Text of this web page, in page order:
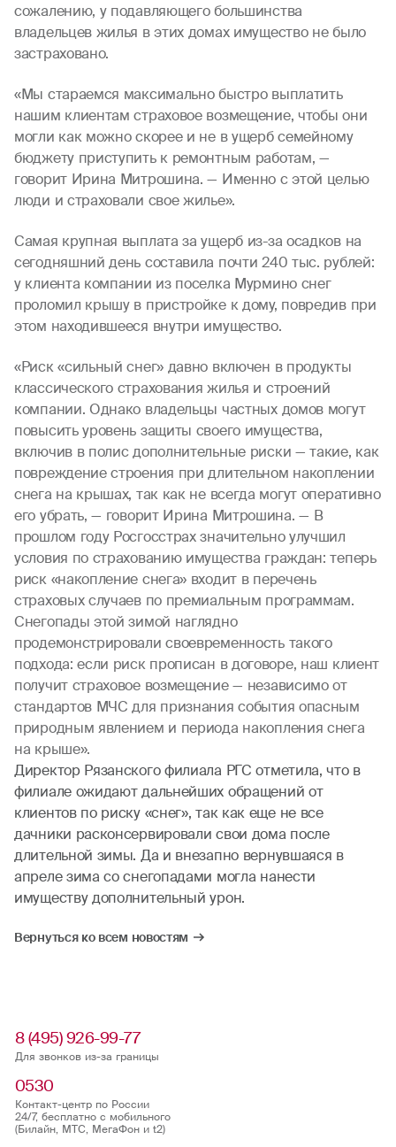
сожалению, у подавляющего большинства
владельцев жилья в этих домах имущество не было
застраховано.
«Мы стараемся максимально быстро выплатить
нашим клиентам страховое возмещение, чтобы они
могли как можно скорее и не в ущерб семейному
бюджету приступить к ремонтным работам, —
говорит Ирина Митрошина. — Именно с этой целью
люди и страховали свое жилье».
Самая крупная выплата за ущерб из-за осадков на
сегодняшний день составила почти 240 тыс. рублей:
у клиента компании из поселка Мурмино снег
проломил крышу в пристройке к дому, повредив при
этом находившееся внутри имущество.
«Риск «сильный снег» давно включен в продукты
классического страхования жилья и строений
компании. Однако владельцы частных домов могут
повысить уровень защиты своего имущества,
включив в полис дополнительные риски — такие, как
повреждение строения при длительном накоплении
снега на крышах, так как не всегда могут оперативно
его убрать, — говорит Ирина Митрошина. — В
прошлом году Росгосстрах значительно улучшил
условия по страхованию имущества граждан: теперь
риск «накопление снега» входит в перечень
страховых случаев по премиальным программам.
Снегопады этой зимой наглядно
продемонстрировали своевременность такого
подхода: если риск прописан в договоре, наш клиент
получит страховое возмещение — независимо от
стандартов МЧС для признания события опасным
природным явлением и периода накопления снега
на крыше».
Директор Рязанского филиала РГС отметила, что в
филиале ожидают дальнейших обращений от
клиентов по риску «снег», так как еще не все
дачники расконсервировали свои дома после
длительной зимы. Да и внезапно вернувшаяся в
апреле зима со снегопадами могла нанести
имуществу дополнительный урон.
Вернуться ко всем новостям
8 (495) 926-99-77
Для звонков из-за границы
0530
Контакт-центр по России
24/7, бесплатно с мобильного
(Билайн, МТС, МегаФон и t2)